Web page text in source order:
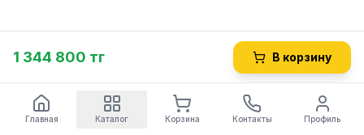
1 344 800 тг В корзину
Главная Каталог Корзина Контакты Профиль